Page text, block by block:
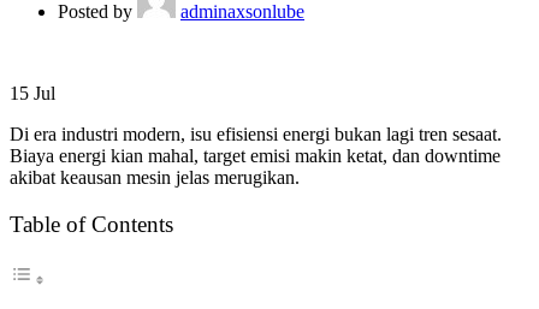
Posted by adminaxsonlube
15 Jul
Di era industri modern, isu efisiensi energi bukan lagi tren sesaat.
Biaya energi kian mahal, target emisi makin ketat, dan downtime
akibat keausan mesin jelas merugikan.
Table of Contents